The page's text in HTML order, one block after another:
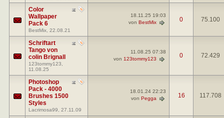
Color
Wallpaper
Pack 6
BestMix , 22.08.21
18.11.25 19:03
von BestMix 0 75.100
Schriftart
Tango von
colin Brignall
123tommy123
11.08.25
11.08.25 07:38
von 123tommy123 0 72.429
Photoshop
Pack - 4000
Brushes 1500
Styles
Lacrimosa99 , 27.11.09
18.01.24 22:23
von Pegga 16 117.708